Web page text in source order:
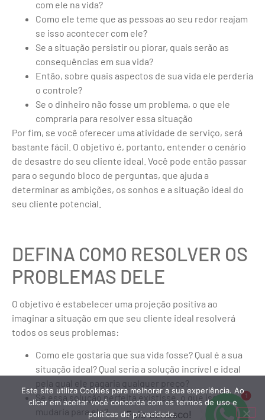
com ele na vida?
Como ele teme que as pessoas ao seu redor reajam
se isso acontecer com ele?
Se a situação persistir ou piorar, quais serão as
consequências em sua vida?
Então, sobre quais aspectos de sua vida ele perderia
o controle?
Se o dinheiro não fosse um problema, o que ele
compraria para resolver essa situação
Por fim, se você oferecer uma atividade de serviço, será
bastante fácil. O objetivo é, portanto, entender o cenário
de desastre do seu cliente ideal. Você pode então passar
para o segundo bloco de perguntas, que ajuda a
determinar as ambições, os sonhos e a situação ideal do
seu cliente potencial.
DEFINA COMO RESOLVER OS
PROBLEMAS DELE
O objetivo é estabelecer uma projeção positiva ao
imaginar a situação em que seu cliente ideal resolverá
todos os seus problemas:
Como ele gostaria que sua vida fosse? Qual é a sua
situação ideal? Qual seria a solução incrível e ideal
pela qual ele pagaria qualquer preço?
Se essa solução perfeita existisse, o que isso
mudaria para ele?
Este site utiliza Cookies para melhorar a sua experiência. Ao
clicar em aceitar você concorda com os termos de uso e
políticas de privacidade.
1
Fale conosco!